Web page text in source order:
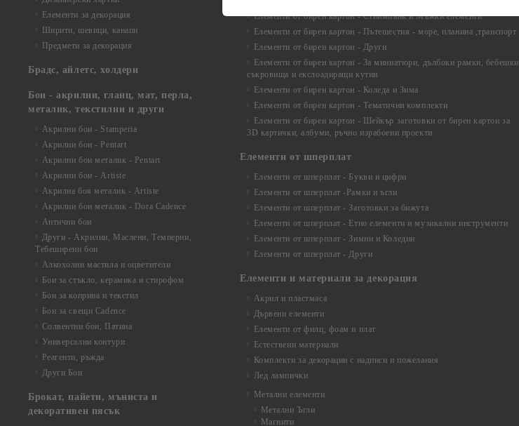
Елементи за декорация
Ширити, шевици, канапи
Предмети за декорация
Брадс, айлетс, холдери
Бои - акрилни, гланц, мат, перла,
металик, текстилни и други
Акрилни бои - Stamperia
Акрилни бои - Pentart
Акрилни бои металик - Pentart
Акрилни бои - Artiste
Акрилна боя металик - Artiste
Акрилни бои металик - Dora Cadence
Антични бои
Други - Акрилни, Маслени, Темперни,
Тебеширени бои
Алкохолни мастила и оцветители
Бои за стъкло, керамика и стирофом
Бои за коприна и текстил
Бои за свещи Cadence
Солвентни бои, Патина
Универсални контури
Реагенти, ръжда
Други Бои
Брокат, пайети, мъниста и
декоративен пясък
Елементи от бирен картон - Стиймпънк и Мъжки елементи
Елементи от бирен картон - Пътешестия - море, планина ,транспорт
Елементи от бирен картон - Други
Елементи от бирен картон - За миниатюри, дълбоки рамки, бебешки
съкровища и екслоадиращи кутии
Елементи от бирен картон - Коледа и Зима
Елементи от бирен картон - Тематични комплекти
Елементи от бирен картон - Шейкър заготовки от бирен картон за
3D картички, албуми, ръчно израбоени проекти
Елементи от шперплат
Елементи от шперплат - Букви и цифри
Елементи от шперплат -Рамки и ъгли
Елементи от шперплат - Заготовки за бижута
Елементи от шперплат - Етно елементи и музикални инструменти
Елементи от шперплат - Зимни и Коледни
Елементи от шперплат - Други
Елементи и материали за декорация
Акрил и пластмаса
Дървени елементи
Елементи от филц, фоам и плат
Естествени материали
Комплекти за декорации с надписи и пожелания
Лед лампички
Метални елементи
Метални Ъгли
Магнити